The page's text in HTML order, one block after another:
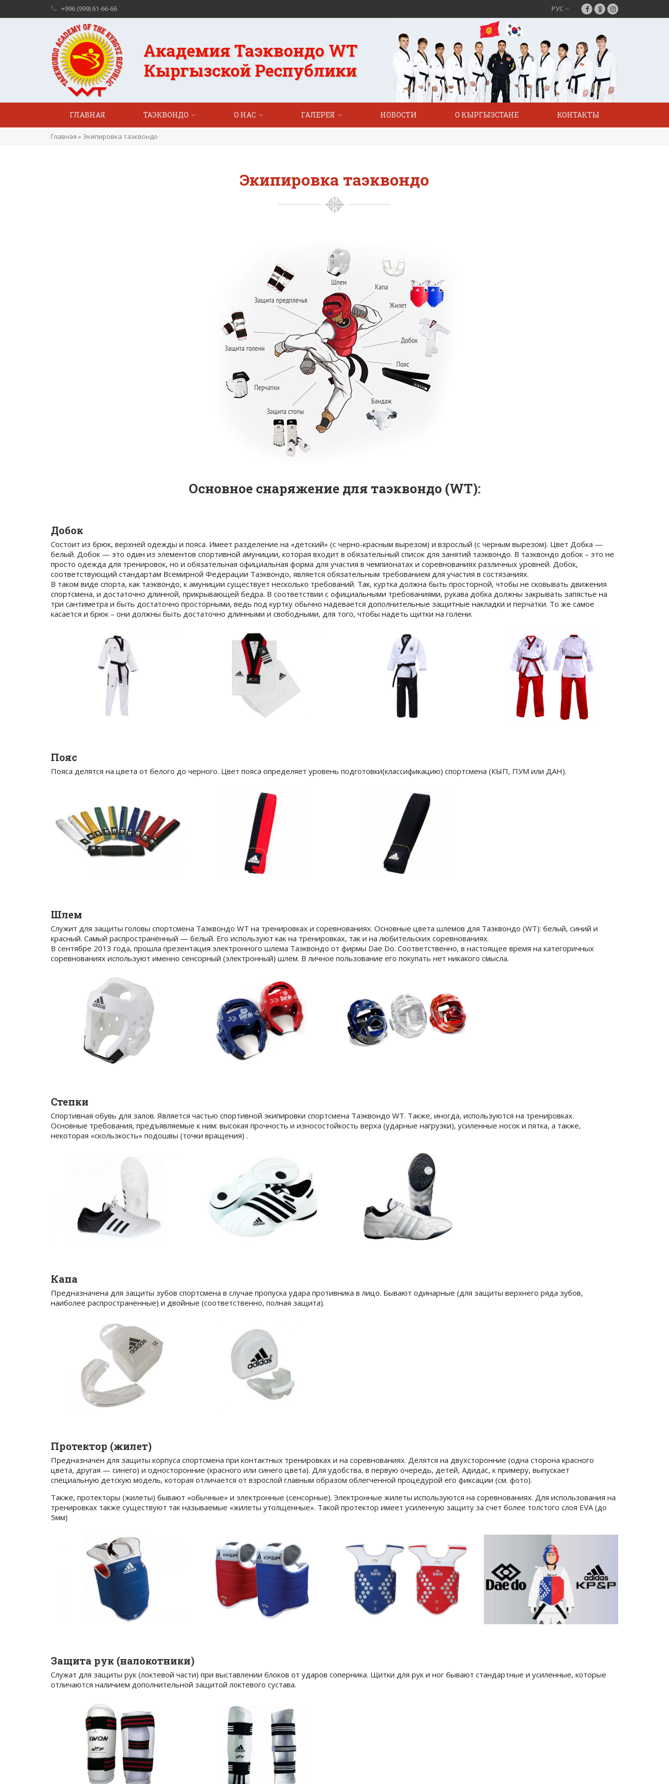
+996 (999) 61-66-66 РУС
Академия Таэквондо WT
Кыргызской Республики
ГЛАВНАЯ ТАЭКВОНДО О НАС ГАЛЕРЕЯ НОВОСТИ О КЫРГЫЗСТАНЕ КОНТАКТЫ
Главная » Экипировка таэквондо
Экипировка таэквондо
Основное снаряжение для таэквондо (WT):
Добок
Состоит из брюк, верхней одежды и пояса. Имеет разделение на «детский» (с черно-красным вырезом) и взрослый (с черным вырезом). Цвет Добка —
белый. Добок — это один из элементов спортивной амуниции, которая входит в обязательный список для занятий таэквондо. В таэквондо добок – это не
просто одежда для тренировок, но и обязательная официальная форма для участия в чемпионатах и соревнованиях различных уровней. Добок,
соответствующий стандартам Всемирной Федерации Таэквондо, является обязательным требованием для участия в состязаниях.
В таком виде спорта, как таэквондо, к амуниции существует несколько требований. Так, куртка должна быть просторной, чтобы не сковывать движения
спортсмена, и достаточно длинной, прикрывающей бедра. В соответствии с официальными требованиями, рукава добка должны закрывать запястье на
три сантиметра и быть достаточно просторными, ведь под куртку обычно надевается дополнительные защитные накладки и перчатки. То же самое
касается и брюк – они должны быть достаточно длинными и свободными, для того, чтобы надеть щитки на голени.
Пояс
Пояса делятся на цвета от белого до черного. Цвет пояса определяет уровень подготовки(классификацию) спортсмена (КЫП, ПУМ или ДАН).
Шлем
Служит для защиты головы спортсмена Таэквондо WT на тренировках и соревнованиях. Основные цвета шлемов для Таэквондо (WT): белый, синий и
красный. Самый распространённый — белый. Его используют как на тренировках, так и на любительских соревнованиях.
В сентябре 2013 года, прошла презентация электронного шлема Таэквондо от фирмы Dae Do. Соответственно, в настоящее время на категоричных
соревнованиях используют именно сенсорный (электронный) шлем. В личное пользование его покупать нет никакого смысла.
Степки
Спортивная обувь для залов. Является частью спортивной экипировки спортсмена Таэквондо WT. Также, иногда, используются на тренировках.
Основные требования, предъявляемые к ним: высокая прочность и износостойкость верха (ударные нагрузки), усиленные носок и пятка, а также,
некоторая «скользкость» подошвы (точки вращения) .
Капа
Предназначена для защиты зубов спортсмена в случае пропуска удара противника в лицо. Бывают одинарные (для защиты верхнего ряда зубов,
наиболее распространенные) и двойные (соответственно, полная защита).
Протектор (жилет)
Предназначен для защиты корпуса спортсмена при контактных тренировках и на соревнованиях. Делятся на двухсторонние (одна сторона красного
цвета, другая — синего) и односторонние (красного или синего цвета). Для удобства, в первую очередь, детей, Адидас, к примеру, выпускает
специальную детскую модель, которая отличается от взрослой главным образом облегченной процедурой его фиксации (см. фото).
Также, протекторы (жилеты) бывают «обычные» и электронные (сенсорные). Электронные жилеты используются на соревнованиях. Для использования на
тренировках также существуют так называемые «жилеты утолщенные». Такой протектор имеет усиленную защиту за счет более толстого слоя EVA (до
5мм)
Защита рук (налокотники)
Служат для защиты рук (локтевой части) при выставлении блоков от ударов соперника. Щитки для рук и ног бывают стандартные и усиленные, которые
отличаются наличием дополнительной защитой локтевого сустава.